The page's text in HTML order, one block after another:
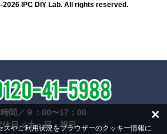
スやご利用状況をブラウザーのクッキー情報に
×
IPC DIY Lab. All rights reserved.
間／９：00〜17：00
休日／土・日・祝日